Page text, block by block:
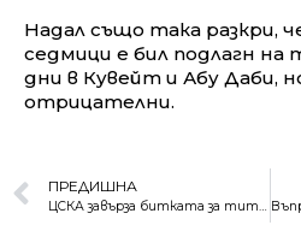
Надал също така разкри,
седмици е бил подлагн на
дни в Кувейт и Абу Даби,
отрицателни.
ПРЕДИШНА
ЦСКА завърза битката за титлата с победа над Лудогорец